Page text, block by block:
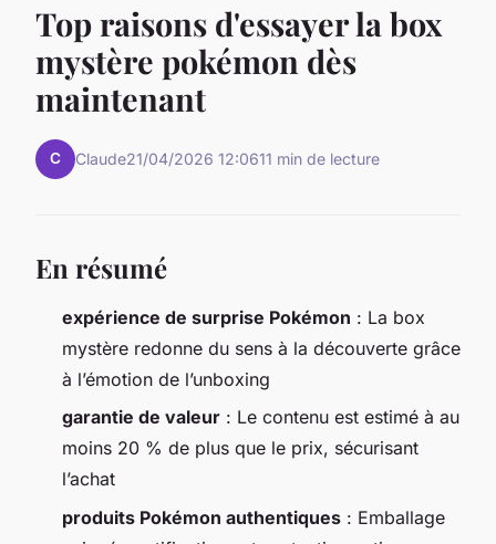
Top raisons d'essayer la box
mystère pokémon dès
maintenant
C Claude21/04/2026 12:0611 min de lecture
En résumé
expérience de surprise Pokémon : La box
mystère redonne du sens à la découverte grâce
à l’émotion de l’unboxing
garantie de valeur : Le contenu est estimé à au
moins 20 % de plus que le prix, sécurisant
l’achat
produits Pokémon authentiques : Emballage